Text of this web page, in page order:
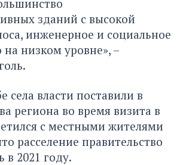
зданий с высокой
инженерное и социальное
на низком уровне», –
села власти поставили в
региона во время визита в
с местными жителями
расселение правительство
в 2021 году.